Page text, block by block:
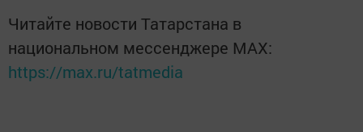
Читайте новости Татарстана в
национальном мессенджере MАХ:
https://max.ru/tatmedia